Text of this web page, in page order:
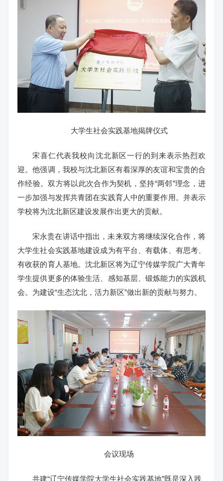
大学生社会实践基地揭牌仪式
宋喜仁代表我校向沈北新区一行的到来表示热烈欢
迎。他强调，我校与沈北新区有着深厚的友谊和宝贵的合
作经验。双方将以此次合作为契机，坚持“两邻”理念，进
一步加强与发挥共青团在实践育人中的重要作用。并表示
学校将为沈北新区建设发展作出更大的贡献。
宋永贵在讲话中指出，未来双方将继续深化合作，将
大学生社会实践基地建设成为有平台、有载体、有思考、
有收获的育人基地。沈北新区将为辽宁传媒学院广大青年
学生提供更多的体验生活、感知基层、锻炼能力的实践机
会。为建设“生态沈北，活力新区”做出新的贡献与努力。
会议现场
共建“辽宁传媒学院大学生社会实践基地”既是深入践